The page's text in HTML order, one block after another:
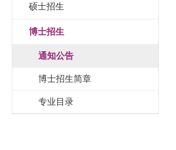
硕士招生
博士招生
通知公告
博士招生简章
专业目录